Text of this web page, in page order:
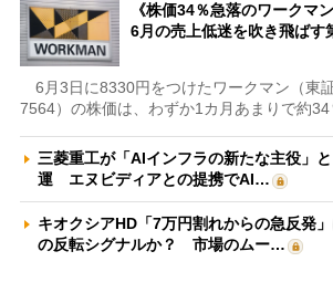
《株価34％急落のワークマ
6月の売上低迷を吹き飛ば
6月3日に8330円をつけたワークマン（東
7564）の株価は、わずか1カ月あまりで約34
三菱重工が「AIインフラの新たな主役」
運 エヌビディアとの提携でAI…
キオクシアHD「7万円割れからの急反発
の反転シグナルか？ 市場のムー…